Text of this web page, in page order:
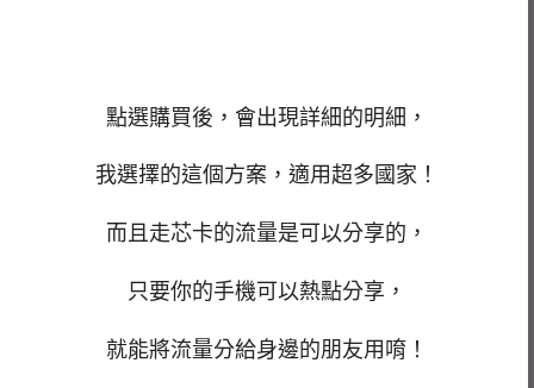
點選購買後，會出現詳細的明細，
我選擇的這個方案，適用超多國家！
而且走芯卡的流量是可以分享的，
只要你的手機可以熱點分享，
就能將流量分給身邊的朋友用唷！